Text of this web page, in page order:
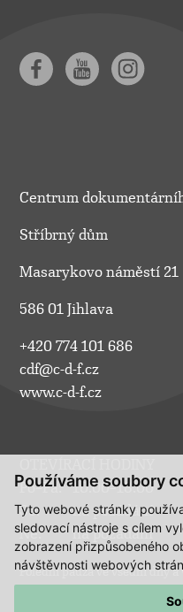
Používáme soubory
Tyto webové stránky
sledovací nástroje s cílem
zobrazení přizpůsobeného
návštěvnosti webových
Centrum
Stříbrný dům
Masarykovo náměstí 21
586 01 Jihlava
+420 774 101 686
cdf@c-d-f.cz
www.c-d-f.cz
Po–Pá:
10.00–18.00
So:
na požádání
Ne:
na požádání
Polední pauza ve všední dny a